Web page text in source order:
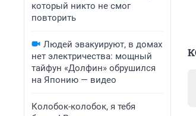
который никто не смог
повторить
Людей эвакуируют, в домах
нет электричества: мощный
тайфун «Долфин» обрушился
на Японию — видео
Колобок-колобок, я тебя